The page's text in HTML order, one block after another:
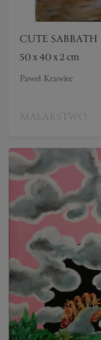
CUTE SABBATH
50 x 40 x 2 cm
Paweł Krawiec
MALARSTWO